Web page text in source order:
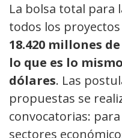
La bolsa total para
todos los
18.420 millones
lo que es lo
dólares. Las
propuestas se
convocatorias:
sectores